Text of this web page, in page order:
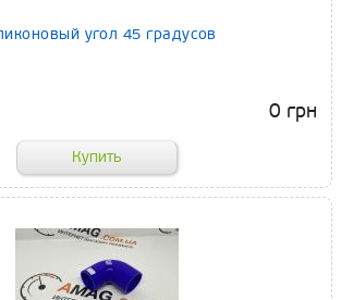
угол 45 градусов
0 грн